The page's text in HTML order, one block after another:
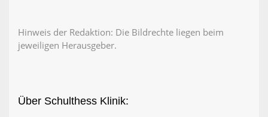
Hinweis der Redaktion: Die Bildrechte liegen beim
jeweiligen Herausgeber.
Über Schulthess Klinik: